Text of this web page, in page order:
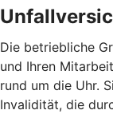
Die betriebliche
und Ihren
rund um die Uhr.
Invalidität, die